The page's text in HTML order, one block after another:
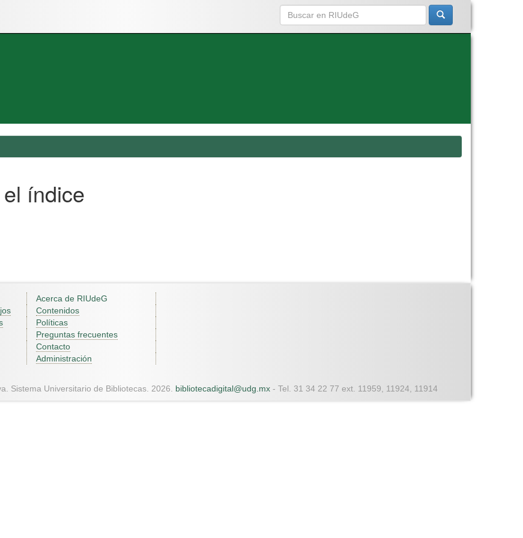
índice
Acerca de RIUdeG
Contenidos
Políticas
Preguntas frecuentes
Contacto
Administración
Sistema Universitario de Bibliotecas. 2026. bibliotecadigital@udg.mx - Tel. 31 34 22 77 ext. 11959, 11924, 11914